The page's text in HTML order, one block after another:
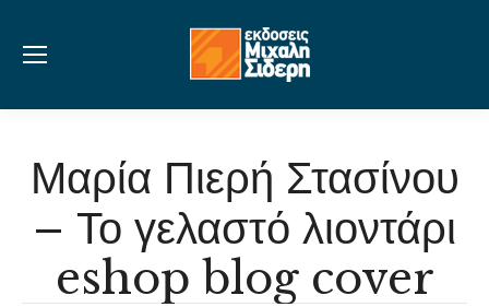
Μαρία Πιερή Στασίνου
– Το γελαστό λιοντάρι
eshop blog cover